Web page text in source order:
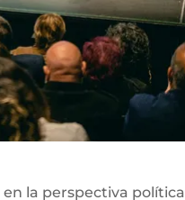
la perspectiva política